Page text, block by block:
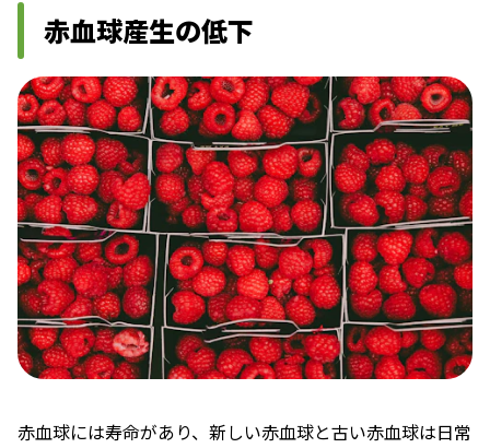
赤血球産生の低下
赤血球には寿命があり、新しい赤血球と古い赤血球は日常